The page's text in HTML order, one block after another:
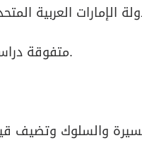
3- متفوقة دراسياً حاصلة على معدل جيد جداً أو ما يعادله في آخر شهادة دراسية.